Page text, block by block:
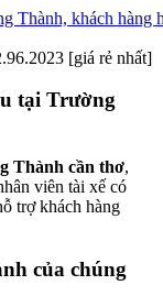
[giá rẻ nhất]
tại Trường
Thành cần thơ,
viên tài xế có
trợ khách hàng
của chúng